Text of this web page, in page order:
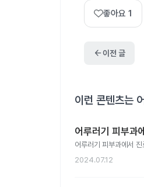
좋아요 1
arrow_back이전 글
이런 콘텐츠는
어루러기 피부과
어루러기 피부과에서
2024.07.12